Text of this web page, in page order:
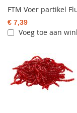
FTM Voer partikel
€ 7,39
Voeg toe aan